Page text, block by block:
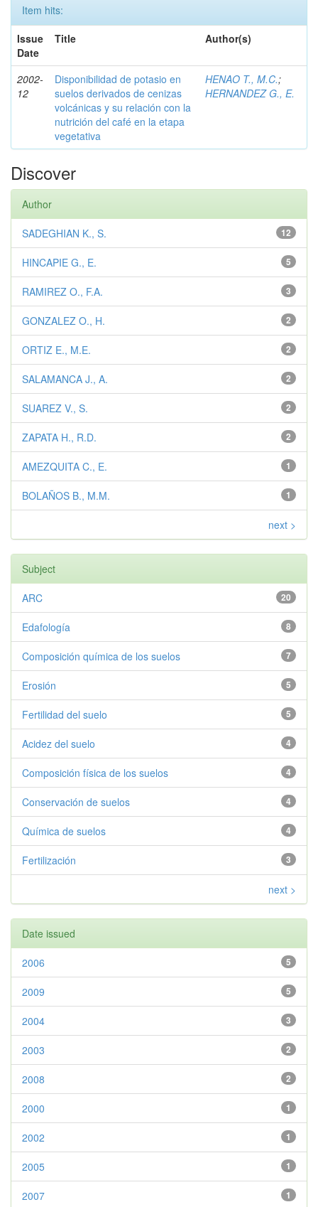
Item hits:
Issue
Date
Title Author(s)
2002-
12
Disponibilidad de potasio en
suelos derivados de cenizas
volcánicas y su relación con la
nutrición del café en la etapa
vegetativa
HENAO T., M.C.;
HERNANDEZ G., E.
Discover
Author
12
SADEGHIAN K., S.
5
HINCAPIE G., E.
3
RAMIREZ O., F.A.
2
GONZALEZ O., H.
2
ORTIZ E., M.E.
2
SALAMANCA J., A.
2
SUAREZ V., S.
2
ZAPATA H., R.D.
1
AMEZQUITA C., E.
1
BOLAÑOS B., M.M.
next >
Subject
20
ARC
8
Edafología
7
Composición química de los suelos
5
Erosión
5
Fertilidad del suelo
4
Acidez del suelo
4
Composición física de los suelos
4
Conservación de suelos
4
Química de suelos
3
Fertilización
next >
Date issued
5
2006
5
2009
3
2004
2
2003
2
2008
1
2000
1
2002
1
2005
1
2007